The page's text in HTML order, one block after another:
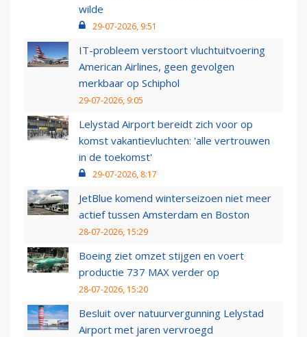
wilde
29-07-2026, 9:51
IT-probleem verstoort vluchtuitvoering
American Airlines, geen gevolgen
merkbaar op Schiphol
29-07-2026, 9:05
Lelystad Airport bereidt zich voor op
komst vakantievluchten: 'alle vertrouwen
in de toekomst'
29-07-2026, 8:17
JetBlue komend winterseizoen niet meer
actief tussen Amsterdam en Boston
28-07-2026, 15:29
Boeing ziet omzet stijgen en voert
productie 737 MAX verder op
28-07-2026, 15:20
Besluit over natuurvergunning Lelystad
Airport met jaren vervroegd